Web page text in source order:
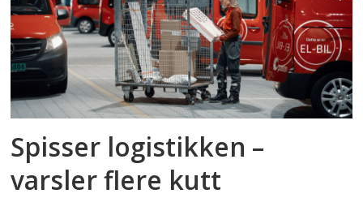
Spisser logistikken –
varsler flere kutt